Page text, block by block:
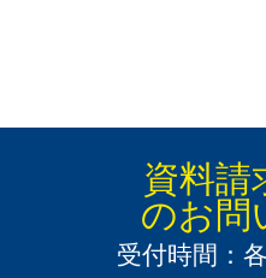
資料請
のお問
受付時間：